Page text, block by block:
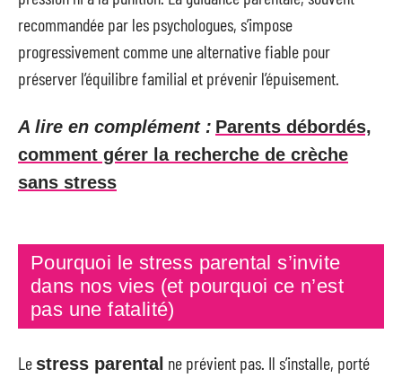
recommandée par les psychologues, s’impose
progressivement comme une alternative fiable pour
préserver l’équilibre familial et prévenir l’épuisement.
A lire en complément : Parents débordés,
comment gérer la recherche de crèche
sans stress
Pourquoi le stress parental s’invite
dans nos vies (et pourquoi ce n’est
pas une fatalité)
Le stress parental ne prévient pas. Il s’installe, porté